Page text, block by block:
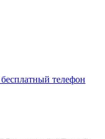
телефон